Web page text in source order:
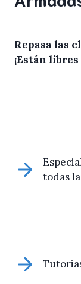
Repasa las
¡Están
todas